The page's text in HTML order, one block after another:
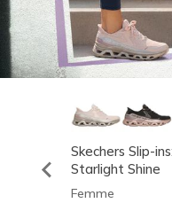
Skechers Slip-
Starlight Shine
Femme